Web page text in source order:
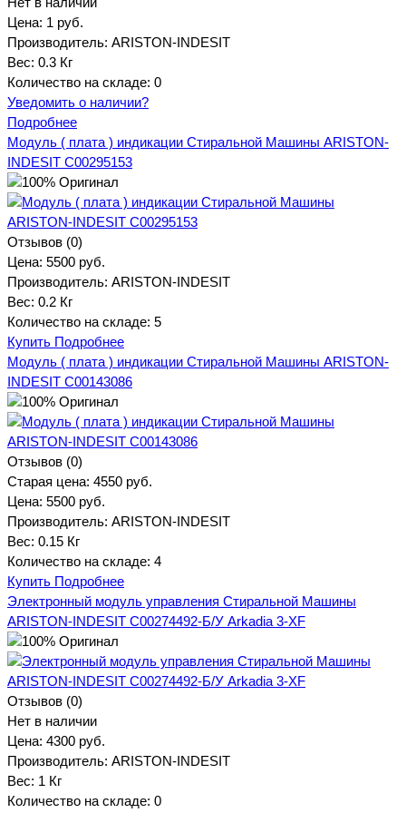
Цена: 1 руб.
Производитель: ARISTON-INDESIT
Вес: 0.3 Кг
Количество на складе: 0
Уведомить о наличии?
Подробнее
Модуль ( плата ) индикации Стиральной Машины ARISTON-
INDESIT C00295153
Отзывов (0)
Цена: 5500 руб.
Производитель: ARISTON-INDESIT
Вес: 0.2 Кг
Количество на складе: 5
Купить Подробнее
Модуль ( плата ) индикации Стиральной Машины ARISTON-
INDESIT C00143086
Отзывов (0)
Старая цена: 4550 руб.
Цена: 5500 руб.
Производитель: ARISTON-INDESIT
Вес: 0.15 Кг
Количество на складе: 4
Купить Подробнее
Электронный модуль управления Стиральной Машины
ARISTON-INDESIT C00274492-Б/У Arkadia 3-XF
Отзывов (0)
Нет в наличии
Цена: 4300 руб.
Производитель: ARISTON-INDESIT
Вес: 1 Кг
Количество на складе: 0